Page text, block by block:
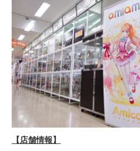
【店舗情報】